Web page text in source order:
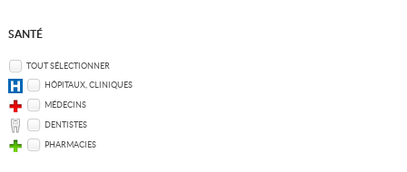
SANTÉ
TOUT SÉLECTIONNER
HÔPITAUX, CLINIQUES
MÉDECINS
DENTISTES
PHARMACIES